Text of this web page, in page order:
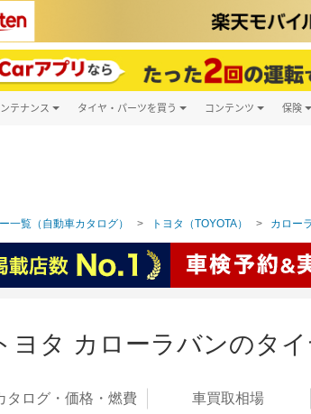
テナンス タイヤ・パーツを買う コンテンツ 保険
一覧（自動車カタログ） トヨタ（TOYOTA） カロー
トヨタ カローラバンのタ
タログ・価格・燃費 車買取相場